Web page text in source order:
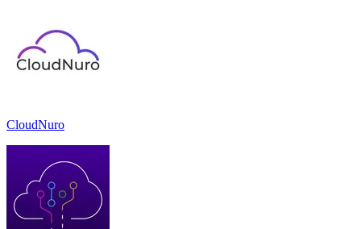
CloudNuro